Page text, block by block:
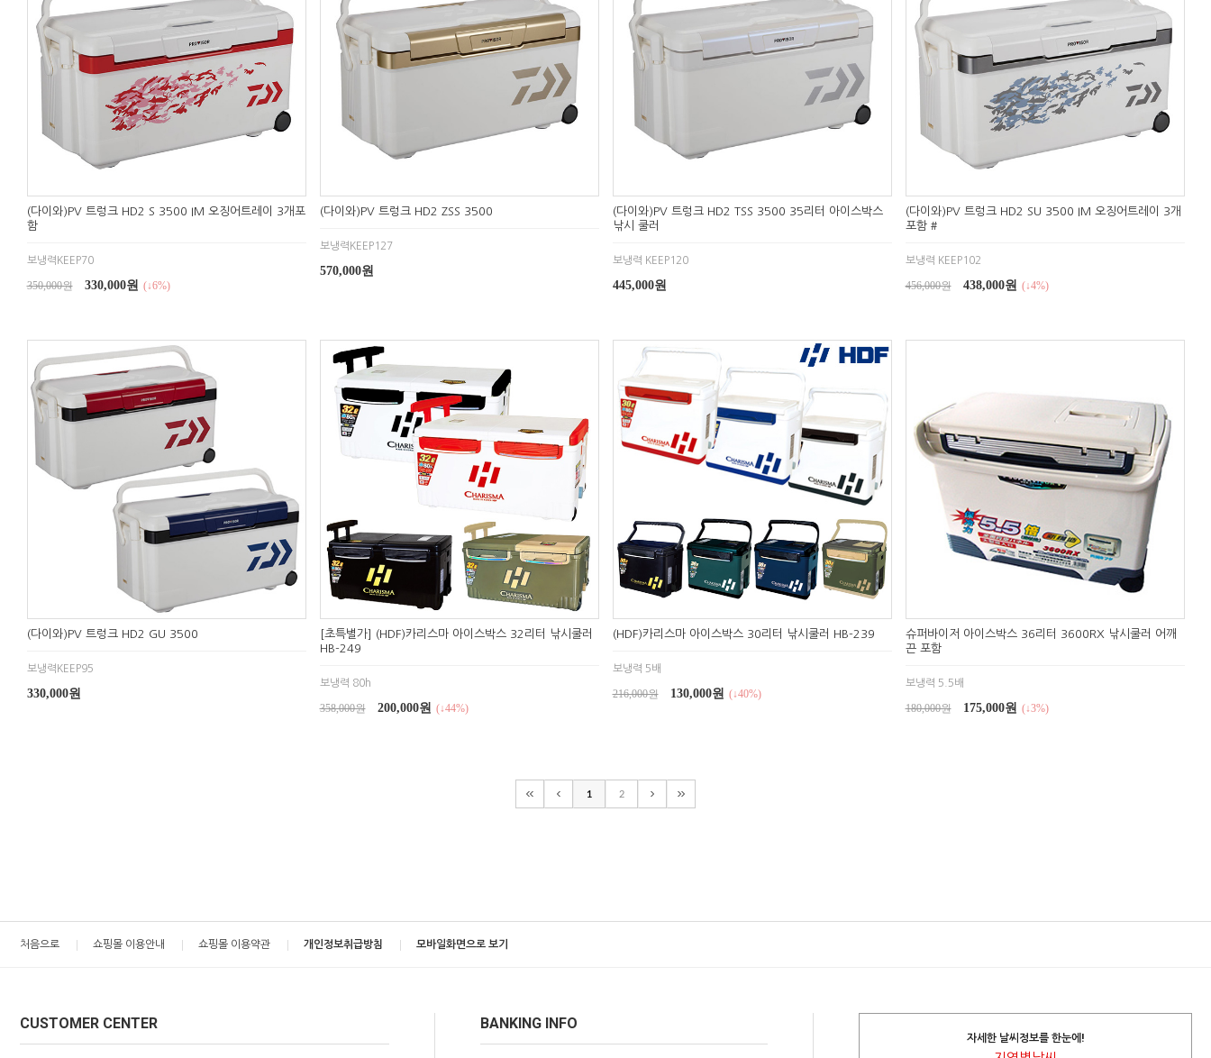
(다이와)PV 트렁크 HD2 S 3500 IM 오징어트레이 3개포
함
보냉력KEEP70
350,000원 330,000원 (↓6%)
(다이와)PV 트렁크 HD2 ZSS 3500
보냉력KEEP127
570,000원
(다이와)PV 트렁크 HD2 TSS 3500 35리터 아이스박스
낚시 쿨러
보냉력 KEEP120
445,000원
(다이와)PV 트렁크 HD2 SU 3500 IM 오징어트레이 3개
포함 #
보냉력 KEEP102
456,000원 438,000원 (↓4%)
(다이와)PV 트렁크 HD2 GU 3500
보냉력KEEP95
330,000원
[초특별가] (HDF)카리스마 아이스박스 32리터 낚시쿨러
HB-249
보냉력 80h
358,000원 200,000원 (↓44%)
(HDF)카리스마 아이스박스 30리터 낚시쿨러 HB-239
보냉력 5배
216,000원 130,000원 (↓40%)
슈퍼바이저 아이스박스 36리터 3600RX 낚시쿨러 어깨
끈 포함
보냉력 5.5배
180,000원 175,000원 (↓3%)
1 2
처음으로 쇼핑몰 이용안내 쇼핑몰 이용약관 개인정보취급방침 모바일화면으로 보기
CUSTOMER CENTER BANKING INFO
자세한 날씨정보를 한눈에!